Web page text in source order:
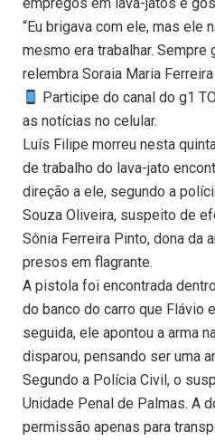
“Eu brigava com ele, mas ele
mesmo era trabalhar. Sempre
relembra Soraia Maria
Participe do canal do g1
as notícias no celular.
Luís Filipe morreu nesta
de trabalho do lava-jato
direção a ele, segundo a
Souza Oliveira, suspeito de
Sônia Ferreira Pinto, dona da
presos em flagrante.
A pistola foi encontrada
do banco do carro que Flávio
seguida, ele apontou a arma
disparou, pensando ser uma
Segundo a Polícia Civil, o
Unidade Penal de Palmas. A
permissão apenas para